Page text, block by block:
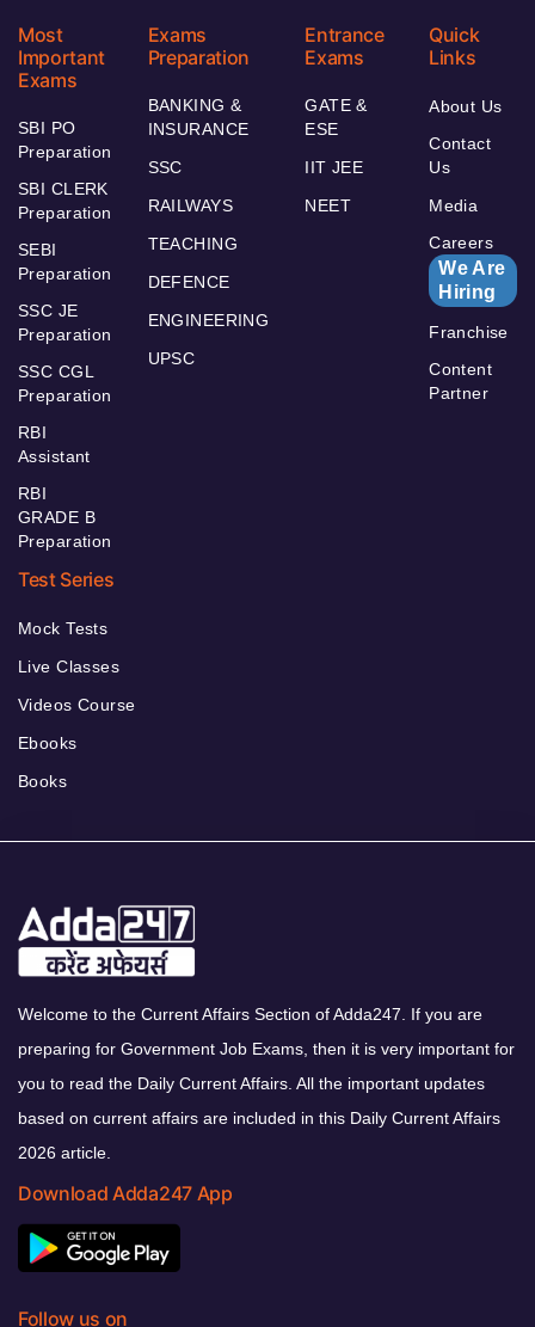
Most
Important
Exams
SBI PO
Preparation
SBI CLERK
Preparation
SEBI
Preparation
SSC JE
Preparation
SSC CGL
Preparation
RBI
Assistant
RBI
GRADE B
Preparation
Exams
Preparation
BANKING &
INSURANCE
SSC
RAILWAYS
TEACHING
DEFENCE
ENGINEERING
UPSC
Entrance
Exams
GATE &
ESE
IIT JEE
NEET
Quick
Links
About Us
Contact
Us
Media
Careers
We Are
Hiring
Franchise
Content
Partner
Test Series
Mock Tests
Live Classes
Videos Course
Ebooks
Books
Welcome to the Current Affairs Section of Adda247. If you are
preparing for Government Job Exams, then it is very important for
you to read the Daily Current Affairs. All the important updates
based on current affairs are included in this Daily Current Affairs
2026 article.
Download Adda247 App
Follow us on